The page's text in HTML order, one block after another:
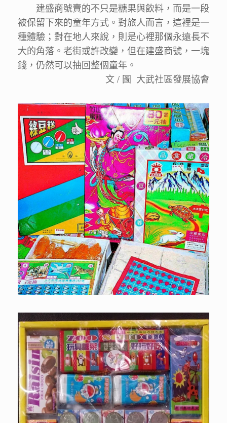
建盛商號賣的不只是糖果與飲料，而是一段
被保留下來的童年方式。對旅人而言，這裡是一
種體驗；對在地人來說，則是心裡那個永遠長不
大的角落。老街或許改變，但在建盛商號，一塊
錢，仍然可以抽回整個童年。
文 / 圖 大武社區發展協會